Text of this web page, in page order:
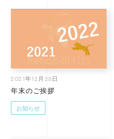
2021年12月28日
年末のご挨拶
お知らせ